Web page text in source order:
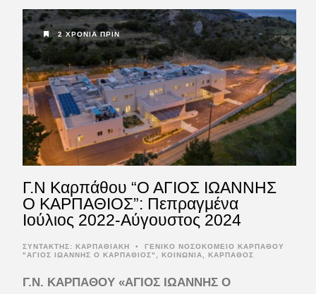
2 ΧΡΌΝΙΑ ΠΡΙΝ
Γ.Ν Καρπάθου “Ο ΑΓΙΟΣ ΙΩΑΝΝΗΣ
Ο ΚΑΡΠΑΘΙΟΣ”: Πεπραγμένα
Ιούλιος 2022-Αύγουστος 2024
ΣΥΝΤΆΚΤΗΣ: ΚΑΡΠΑΘΙΑΚΗ •
ΓΕΝΙΚΟ ΝΟΣΟΚΟΜΕΙΟ ΚΑΡΠΑΘΟΥ
"ΑΓΙΟΣ ΙΩΑΝΝΗΣ Ο ΚΑΡΠΑΘΙΟΣ"
ΚΟΙΝΩΝΙΑ ΚΑΡΠΑΘΟΣ
Γ.Ν. ΚΑΡΠΑΘΟΥ «ΑΓΙΟΣ ΙΩΑΝΝΗΣ Ο